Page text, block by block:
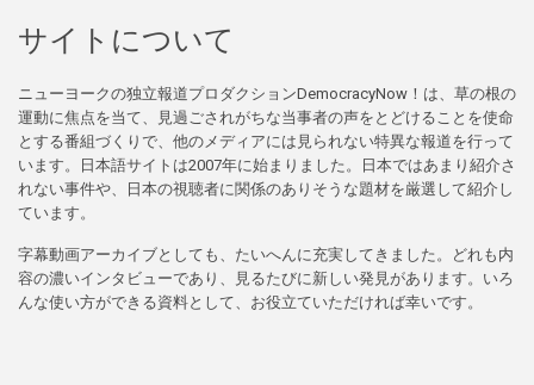
サイトについて
ニューヨークの独立報道プロダクションDemocracyNow！は、草の根の
運動に焦点を当て、見過ごされがちな当事者の声をとどけることを使命
とする番組づくりで、他のメディアには見られない特異な報道を行って
います。日本語サイトは2007年に始まりました。日本ではあまり紹介さ
れない事件や、日本の視聴者に関係のありそうな題材を厳選して紹介し
ています。
字幕動画アーカイブとしても、たいへんに充実してきました。どれも内
容の濃いインタビューであり、見るたびに新しい発見があります。いろ
んな使い方ができる資料として、お役立ていただければ幸いです。